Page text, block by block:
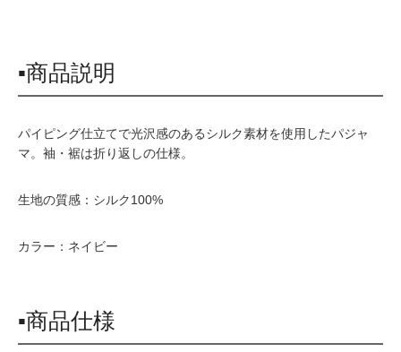
▪商品説明
パイピング仕立てで光沢感のあるシルク素材を使用したパジャ
マ。袖・裾は折り返しの仕様。
生地の質感：シルク100%
カラー：ネイビー
▪商品仕様